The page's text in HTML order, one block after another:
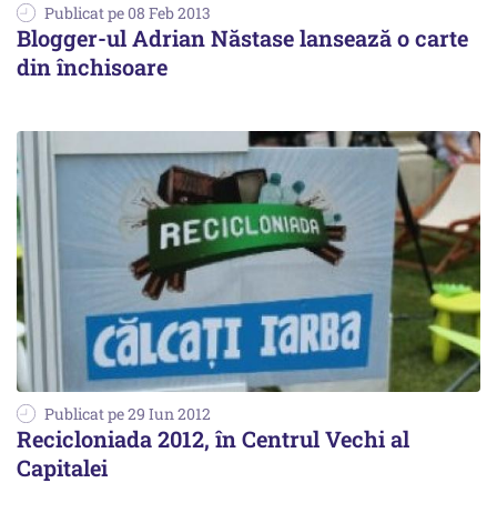
Publicat pe 08 Feb 2013
Blogger-ul Adrian Năstase lansează o carte
din închisoare
Publicat pe 29 Iun 2012
Recicloniada 2012, în Centrul Vechi al
Capitalei